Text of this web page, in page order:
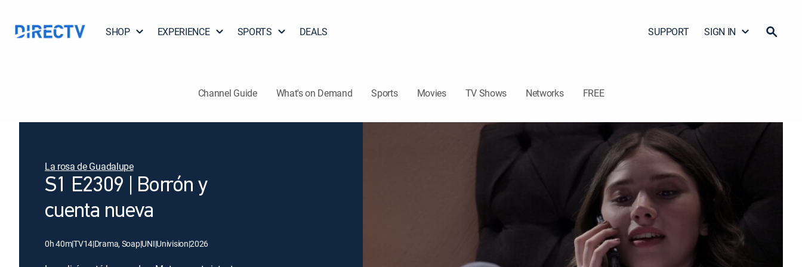
SHOP EXPERIENCE SPORTS DEALS SUPPORT SIGN IN
Channel Guide What's on Demand Sports Movies TV Shows Networks FREE
La rosa de Guadalupe
S1 E2309 | Borrón y
cuenta nueva
0h 40m|TV14|Drama, Soap|UNI|Univision|2026